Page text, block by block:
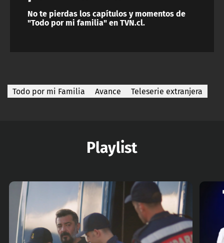
No te pierdas los capítulos y momentos de
"Todo por mi familia" en TVN.cl.
Todo por mi Familia Avance Teleserie extranjera
Playlist